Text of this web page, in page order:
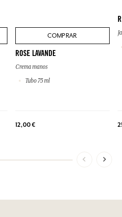
COMPRAR
ROSE LAVANDE
Crema manos
Tubo 75 ml
12,00 €